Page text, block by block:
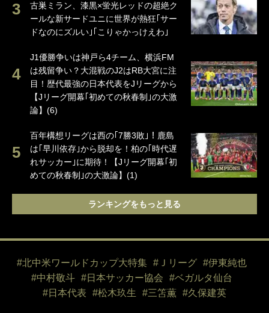
古巣ミラン、漆黒×蛍光レッドの超絶ク
ールな新サードユニに世界が熱狂｢サー
ドなのにズルい｣｢こりゃかっけえわ｣
J1優勝争いは神戸ら4チーム、横浜FM
は残留争い？大混戦のJ2はRB大宮に注
目！歴代最強の日本代表をJリーグから
【Jリーグ開幕｢初めての秋春制｣の大激
論】(6)
百年構想リーグは西の｢7勝3敗｣！鹿島
は｢早川依存｣から脱却を！柏の｢時代遅
れサッカー｣に期待！【Jリーグ開幕｢初
めての秋春制｣の大激論】(1)
ランキングをもっと見る
#北中米ワールドカップ大特集 #Ｊリーグ
#伊東純也
#中村敬斗
#日本サッカー協会
#ベガルタ仙台
#日本代表
#松木玖生 #三笘薫 #久保建英